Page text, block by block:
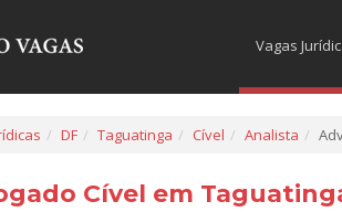
Vagas
DF Taguatinga Cível Analista
Cível em